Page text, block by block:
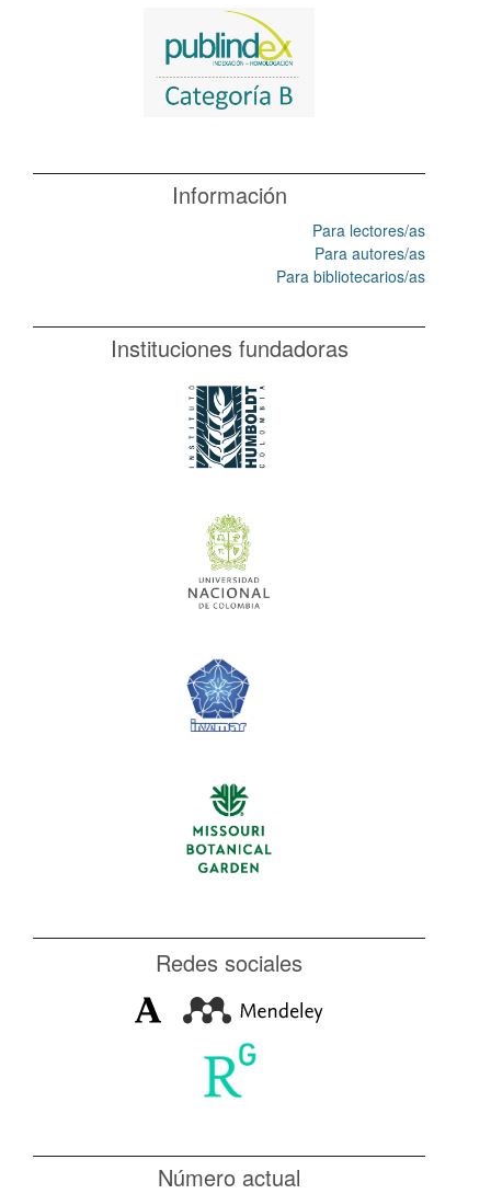
Información
Para lectores/as
Para autores/as
Para bibliotecarios/as
Instituciones fundadoras
Redes sociales
Número actual